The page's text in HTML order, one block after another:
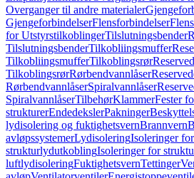
Overganger til andre materialer
GjengeforbindelserFlensforbindelser
for UtstyrstilkoblingerTilslutningsbender
TilslutningsbenderTilkobliingsmuffer
TilkobliingsmufferTilkoblingsrør
TilkoblingsrørRørbendvannlåser
RørbendvannlåserSpiralvannlåser
SpiralvannlåserTilbehørKlammerFester
strukturerEndedekslerPakninger
lydisolering og fuktighetsvernBrannvern
avløpssystemerLydisoleringIsoleringer for
strukturlydutkoblingIsoleringer for
luftlydisoleringFuktighetsvernTettinger